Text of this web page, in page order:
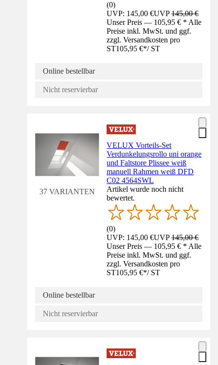
(0)
UVP: 145,00 €UVP145,00 €
Unser Preis — 105,95 € * Alle
Preise inkl. MwSt. und ggf.
zzgl. Versandkosten pro
ST105,95 €*/ ST
Online bestellbar
Nicht reservierbar
37 VARIANTEN
VELUX Vorteils-Set
Verdunkelungsrollo uni orange
und Faltstore Plissee weiß
manuell Rahmen weiß DFD
C02 4564SWL
Artikel wurde noch nicht
bewertet.
(0)
UVP: 145,00 €UVP145,00 €
Unser Preis — 105,95 € * Alle
Preise inkl. MwSt. und ggf.
zzgl. Versandkosten pro
ST105,95 €*/ ST
Online bestellbar
Nicht reservierbar